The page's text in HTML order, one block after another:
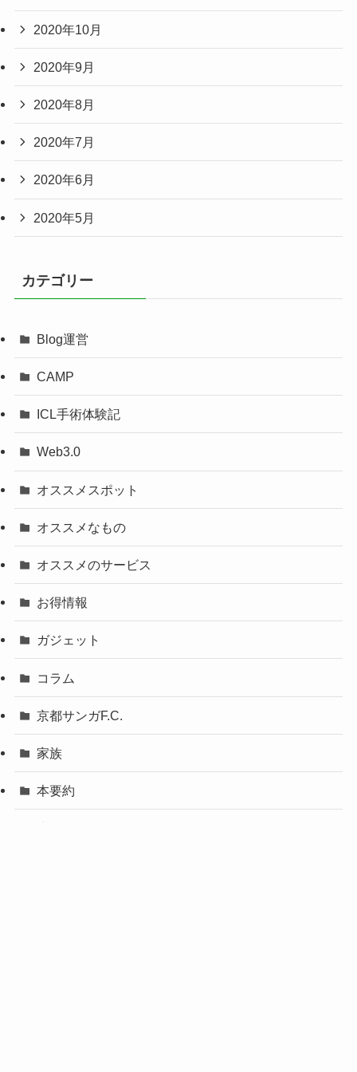
2020年10月
2020年9月
2020年8月
2020年7月
2020年6月
2020年5月
カテゴリー
Blog運営
CAMP
ICL手術体験記
Web3.0
オススメスポット
オススメなもの
オススメのサービス
お得情報
ガジェット
コラム
京都サンガF.C.
家族
本要約